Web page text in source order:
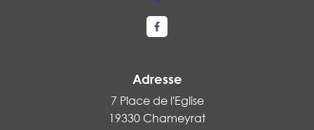
Lien vers le compte Facebook
Adresse
7 Place de l'Eglise
19330 Chameyrat